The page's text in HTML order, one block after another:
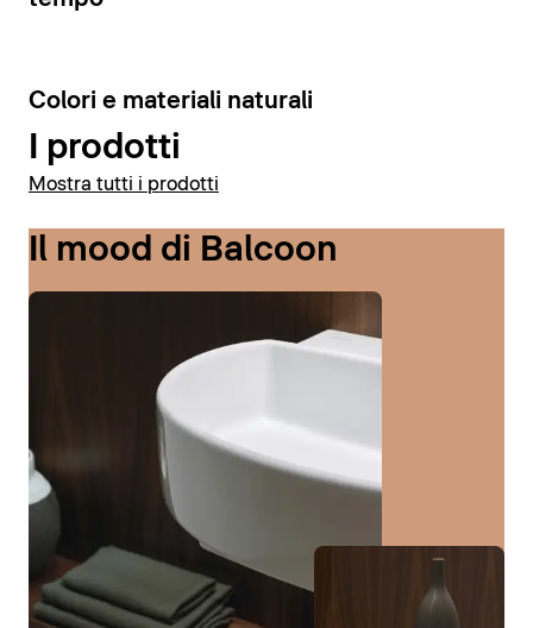
6
Colori e materiali naturali
I prodotti
Mostra tutti i prodotti
Il mood di Balcoon